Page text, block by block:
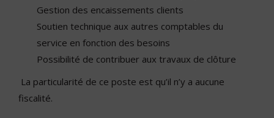
Gestion des encaissements clients
Soutien technique aux autres comptables du
service en fonction des besoins
Possibilité de contribuer aux travaux de clôture
La particularité de ce poste est qu’il n’y a aucune
fiscalité.